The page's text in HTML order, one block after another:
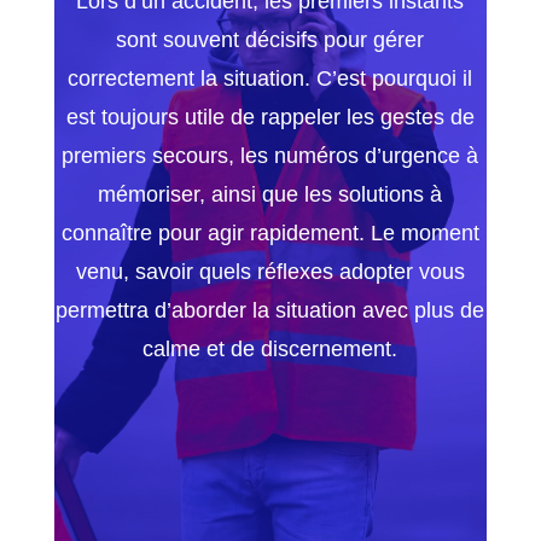
sont souvent décisifs pour gérer
correctement la situation. C’est pourquoi il
est toujours utile de rappeler les gestes de
premiers secours, les numéros d’urgence à
mémoriser, ainsi que les solutions à
connaître pour agir rapidement. Le moment
venu, savoir quels réflexes adopter vous
permettra d’aborder la situation avec plus de
calme et de discernement.